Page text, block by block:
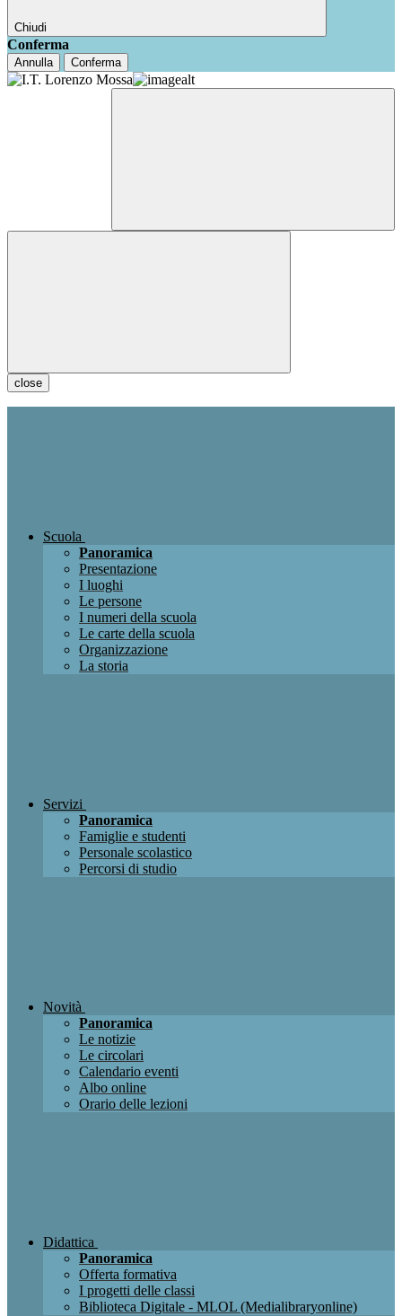
Chiudi
Conferma
Annulla Conferma
close
Scuola
Panoramica
Presentazione
I luoghi
Le persone
I numeri della scuola
Le carte della scuola
Organizzazione
La storia
Servizi
Panoramica
Famiglie e studenti
Personale scolastico
Percorsi di studio
Novità
Panoramica
Le notizie
Le circolari
Calendario eventi
Albo online
Orario delle lezioni
Didattica
Panoramica
Offerta formativa
I progetti delle classi
Biblioteca Digitale - MLOL (Medialibraryonline)